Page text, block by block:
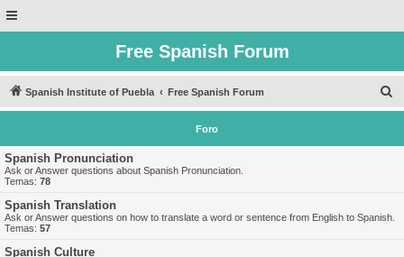
Free Spanish Forum
Spanish Institute of Puebla Free Spanish Forum
u
Foro
Spanish Pronunciation
Ask or Answer questions about Spanish Pronunciation.
Temas: 78
Spanish Translation
Ask or Answer questions on how to translate a word or sentence from English to Spanish.
Temas: 57
Spanish Culture